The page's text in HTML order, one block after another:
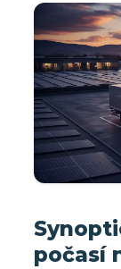
počasí